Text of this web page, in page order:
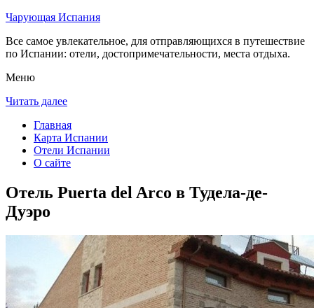
Чарующая Испания
Все самое увлекательное, для отправляющихся в путешествие
по Испании: отели, достопримечательности, места отдыха.
Меню
Читать далее
Главная
Карта Испании
Отели Испании
О сайте
Отель Puerta del Arco в Тудела-де-
Дуэро